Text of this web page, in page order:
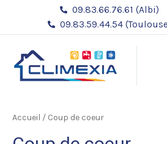
contenu
09.83.66.76.61 (Albi)
09.83.59.44.54
Accueil / Coup de coeur